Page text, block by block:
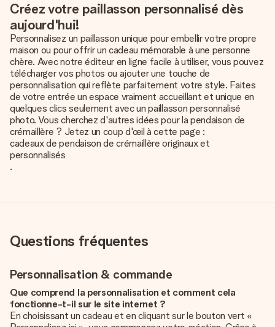
Créez votre paillasson personnalisé dès
aujourd'hui!
Personnalisez un paillasson unique pour embellir votre propre
maison ou pour offrir un cadeau mémorable à une personne
chère. Avec notre éditeur en ligne facile à utiliser, vous pouvez
télécharger vos photos ou ajouter une touche de
personnalisation qui reflète parfaitement votre style. Faites
de votre entrée un espace vraiment accueillant et unique en
quelques clics seulement avec un paillasson personnalisé
photo. Vous cherchez d'autres idées pour la pendaison de
crémaillère ? Jetez un coup d'œil à cette page :
cadeaux de pendaison de crémaillère originaux et
personnalisés
.
Questions fréquentes
Personnalisation & commande
Que comprend la personnalisation et comment cela
fonctionne-t-il sur le site internet ?
En choisissant un cadeau et en cliquant sur le bouton vert «